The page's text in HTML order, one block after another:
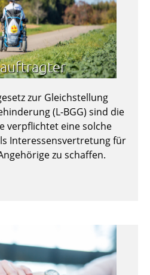
zur Gleichstellung
(L-BGG) sind die
verpflichtet eine solche
Interessensvertretung für
zu schaffen.